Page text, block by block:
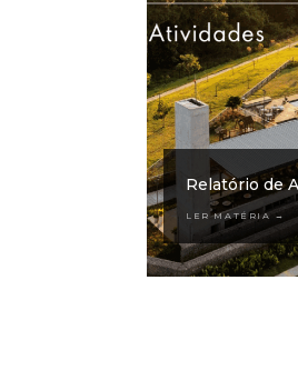
Relatório de
LER MATÉRIA →